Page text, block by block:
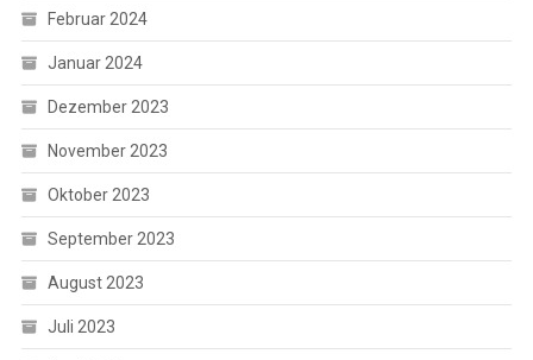
Februar 2024
Januar 2024
Dezember 2023
November 2023
Oktober 2023
September 2023
August 2023
Juli 2023